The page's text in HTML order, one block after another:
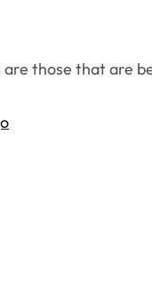
those that are